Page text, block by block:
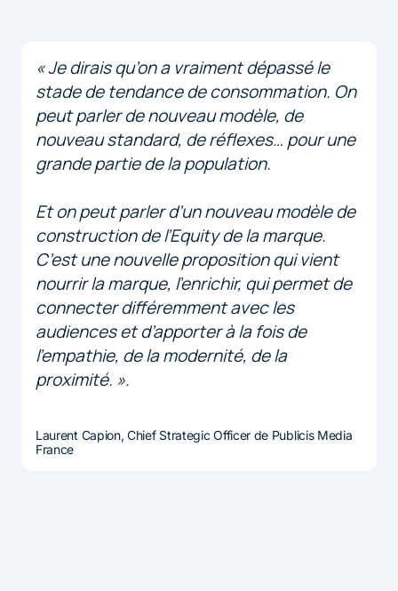
« Je dirais qu’on a vraiment dépassé le
stade de tendance de consommation. On
peut parler de nouveau modèle, de
nouveau standard, de réflexes… pour une
grande partie de la population.
Et on peut parler d’un nouveau modèle de
construction de l’Equity de la marque.
C’est une nouvelle proposition qui vient
nourrir la marque, l’enrichir, qui permet de
connecter différemment avec les
audiences et d’apporter à la fois de
l’empathie, de la modernité, de la
proximité. ».
Laurent Capion, Chief Strategic Officer de Publicis Media
France